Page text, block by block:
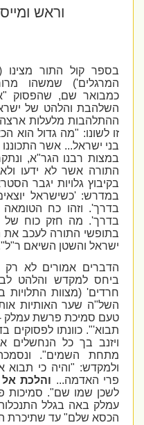
וראש
בספר קול התור מצינו
המרגלים') שמשהו
כמבואר שם, שהפסוק
השלהבת והלהט של ישראל
ההתלהבות מלעלות
זו לשונו: "מה גדול הוא
בני ישראל... אשר התכוננו
במצות רבנו הגר"א,
התורה אשר לא ידעו ולא
בקיבוץ גלויות יגבר
במדרש: 'כשישראל
בדרך'. וזהו כח
בדרך'. מה חזק כוח של
בתופשי התורה לעכב את
ישראל והשטן השיאם ר"ל".
הדברים אמורים לא רק
ביחס למקדש והלהט
חרדים' (מצוות התלויות
השל"ה שער האותיות אות
טעם סמיכת פרשת עמלק -
תבוא'". כוונתו לפסוקים
ויזנב בך כל הנחשלים
מתחת השמים".
ולמקדש: "והיה כי תבוא
פרי האדמה...והלכת אל
לשכן שמו שם". סמיכות
עמלק באה בגלל
הכסא שלם" עד שתיכרת